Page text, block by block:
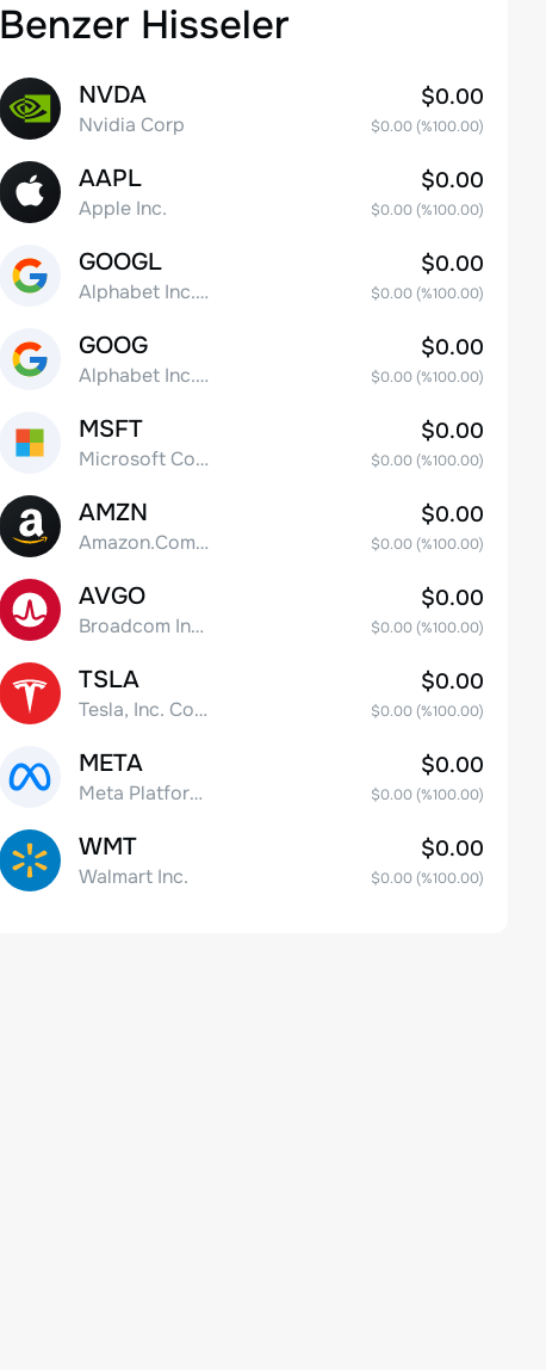
Benzer Hisseler
NVDA
Nvidia Corp
$0.00
$0.00(%100.00)
AAPL
Apple Inc.
$0.00
$0.00(%100.00)
GOOGL
Alphabet Inc. Class A Common Stock
$0.00
$0.00(%100.00)
GOOG
Alphabet Inc. Class C Capital Stock
$0.00
$0.00(%100.00)
MSFT
Microsoft Corp
$0.00
$0.00(%100.00)
AMZN
Amazon.Com Inc
$0.00
$0.00(%100.00)
AVGO
Broadcom Inc. Common Stock
$0.00
$0.00(%100.00)
TSLA
Tesla, Inc. Common Stock
$0.00
$0.00(%100.00)
META
Meta Platforms, Inc. Class A Common Stock
$0.00
$0.00(%100.00)
WMT
Walmart Inc.
$0.00
$0.00(%100.00)